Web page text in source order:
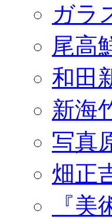
ガラ
尾高
和田
新海
写真
畑正
『